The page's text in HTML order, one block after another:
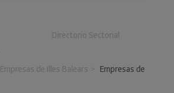
Directorio Sectorial
Empresas de Illes Balears
Empresas de